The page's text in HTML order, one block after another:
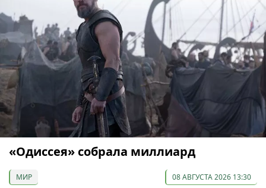
«Одиссея» собрала миллиард
МИР 08 АВГУСТА 2026 13:30